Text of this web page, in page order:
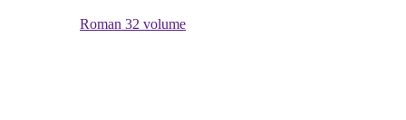
Roman 32 volume